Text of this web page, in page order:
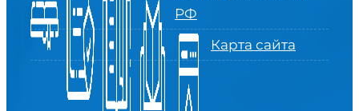
РФ
Карта сайта